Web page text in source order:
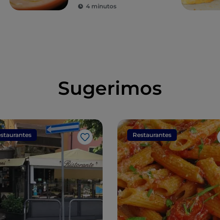
4 minutos
Sugerimos
Me gusta
Restaurantes